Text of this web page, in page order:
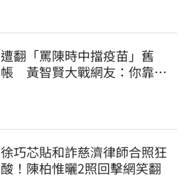
遭翻「罵陳時中擋疫苗」舊
帳 黃智賢大戰網友：你靠我
徐巧芯貼和詐慈濟律師合照狂
酸！陳柏惟曬2照回擊網笑翻